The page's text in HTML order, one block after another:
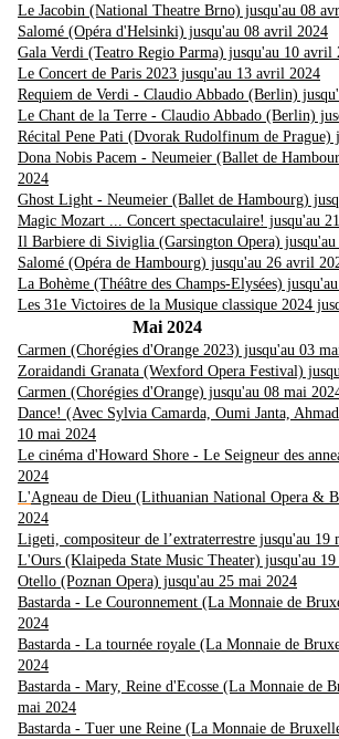
Le Jacobin (National Theatre Brno) jusqu'au 08
Salomé (Opéra d'Helsinki) jusqu'au 08 avril 2024
Gala Verdi (Teatro Regio Parma) jusqu'au 10 avril
Le Concert de Paris 2023 jusqu'au 13 avril 2024
Requiem de Verdi - Claudio Abbado (Berlin)
Le Chant de la Terre - Claudio Abbado (Berlin)
Récital Pene Pati (Dvorak Rudolfinum de Prague)
Dona Nobis Pacem - Neumeier (Ballet de
2024
Ghost Light - Neumeier (Ballet de Hambourg)
Magic Mozart ... Concert spectaculaire! jusqu'au
Il Barbiere di Siviglia (Garsington Opera)
Salomé (Opéra de Hambourg) jusqu'au 26 avril
La Bohème (Théâtre des Champs-Elysées)
Les 31e Victoires de la Musique classique 2024
Mai 2024
Carmen (Chorégies d'Orange 2023) jusqu'au 03
Zoraidandi Granata (Wexford Opera Festival)
Carmen (Chorégies d'Orange) jusqu'au 08 mai
Dance! (Avec Sylvia Camarda, Oumi Janta,
10 mai 2024
Le cinéma d'Howard Shore - Le Seigneur des
2024
L'Agneau de Dieu (Lithuanian National Opera &
2024
Ligeti, compositeur de l’extraterrestre jusqu'au 19
L'Ours (Klaipeda State Music Theater) jusqu'au
Otello (Poznan Opera) jusqu'au 25 mai 2024
Bastarda - Le Couronnement (La Monnaie de
2024
Bastarda - La tournée royale (La Monnaie de
2024
Bastarda - Mary, Reine d'Ecosse (La Monnaie de
mai 2024
Bastarda - Tuer une Reine (La Monnaie de